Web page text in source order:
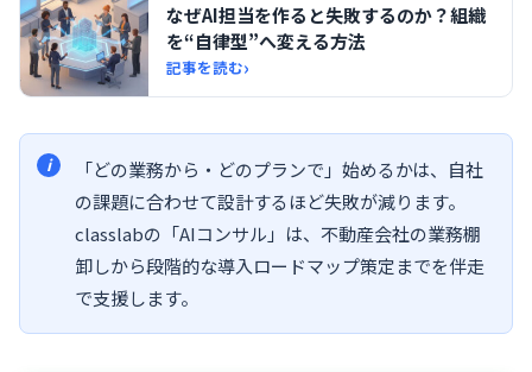
なぜAI担当を作ると失敗するのか？組織
を“自律型”へ変える方法
記事を読む›
「どの業務から・どのプランで」始めるかは、自社
の課題に合わせて設計するほど失敗が減ります。
classlabの「AIコンサル」は、不動産会社の業務棚
卸しから段階的な導入ロードマップ策定までを伴走
で支援します。